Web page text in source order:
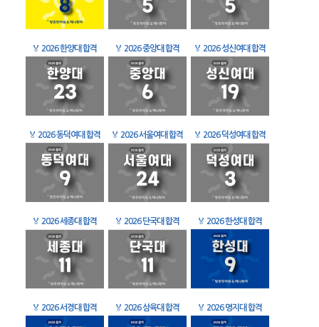
🏅 2026 한양대 합격 🏅 2026 중앙대 합격 🏅 2026 성신여대 합격
🏅 2026 동덕여대 합격 🏅 2026 서울여대 합격 🏅 2026 덕성여대 합격
🏅 2026 세종대 합격 🏅 2026 단국대 합격 🏅 2026 한성대 합격
🏅 2026 서경대 합격 🏅 2026 삼육대 합격 🏅 2026 명지대 합격